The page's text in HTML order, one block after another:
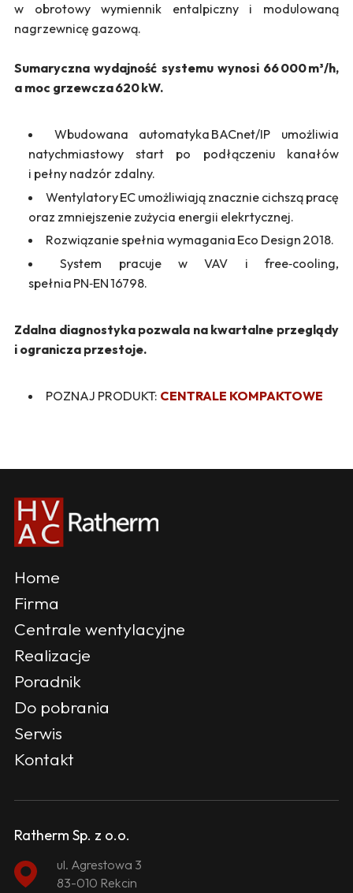
w obrotowy wymiennik entalpiczny i modulowaną
nagrzewnicę gazową.
Sumaryczna wydajność systemu wynosi 66 000 m³/h,
a moc grzewcza 620 kW.
Wbudowana automatyka BACnet/IP umożliwia
natychmiastowy start po podłączeniu kanałów
i pełny nadzór zdalny.
Wentylatory EC umożliwiają znacznie cichszą pracę
oraz zmniejszenie zużycia energii elekrtycznej.
Rozwiązanie spełnia wymagania Eco Design 2018.
System pracuje w VAV i free‑cooling,
spełnia PN‑EN 16798.
Zdalna diagnostyka pozwala na kwartalne przeglądy
i ogranicza przestoje.
POZNAJ PRODUKT: CENTRALE KOMPAKTOWE
Home
Firma
Centrale wentylacyjne
Realizacje
Poradnik
Do pobrania
Serwis
Kontakt
Ratherm Sp. z o.o.
ul. Agrestowa 3
83-010 Rekcin